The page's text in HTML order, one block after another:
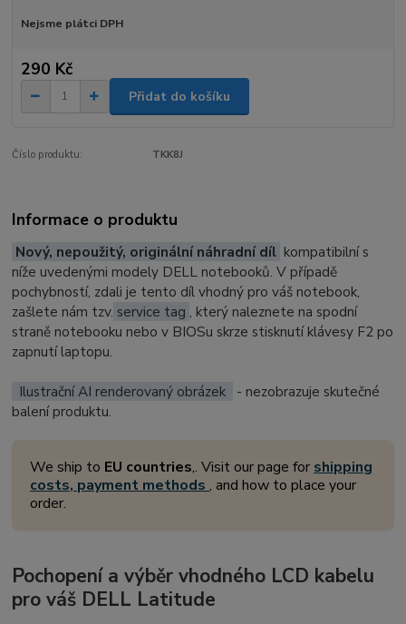
Nejsme plátci DPH
290 Kč
Přidat do košíku
Číslo produktu: TKK8J
Informace o produktu
Nový, nepoužitý, originální náhradní díl kompatibilní s
níže uvedenými modely DELL notebooků. V případě
pochybností, zdali je tento díl vhodný pro váš notebook,
zašlete nám tzv. service tag , který naleznete na spodní
straně notebooku nebo v BIOSu skrze stisknutí klávesy F2 po
zapnutí laptopu.
Ilustrační AI renderovaný obrázek
- nezobrazuje skutečné
balení produktu.
We ship to EU countries,. Visit our page for shipping
costs, payment methods, and how to place your
order.
Pochopení a výběr vhodného LCD kabelu
pro váš DELL Latitude